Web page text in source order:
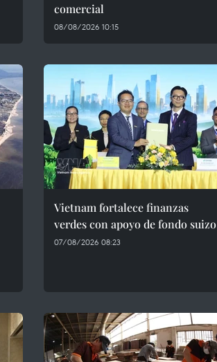
comercial
08/08/2026 10:15
Vietnam fortalece finanzas
verdes con apoyo de fondo suizo
07/08/2026 08:23